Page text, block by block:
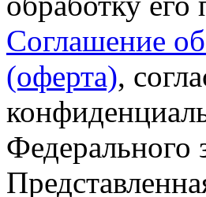
Соглашение
(оферта),
Федерального